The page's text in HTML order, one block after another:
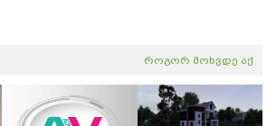
როგორ მოხვდე აქ